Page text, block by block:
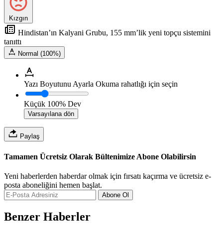
Kızgın
Hindistan’ın Kalyani Grubu, 155 mm’lik yeni topçu sistemini
tanıttı
Normal (100%)
Yazı Boyutunu Ayarla Okuma rahatlığı için seçin
Küçük 100% Dev
Varsayılana dön
Paylaş
Tamamen Ücretsiz Olarak Bültenimize Abone Olabilirsin
Yeni haberlerden haberdar olmak için fırsatı kaçırma ve ücretsiz e-
posta aboneliğini hemen başlat.
Abone Ol
Benzer Haberler